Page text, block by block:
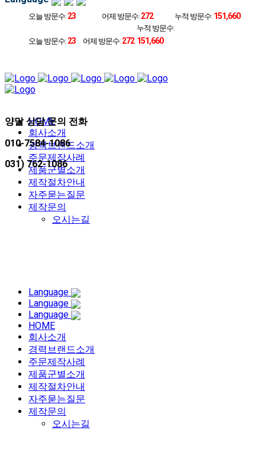
오늘 방문수: 23 어제 방문수: 272 누적 방문수: 151,660
오늘 방문수: 23 어제 방문수: 272
누적 방문수:
151,660
양말 상담 문의 전화
010-7584-1086
031) 762-1086
HOME
회사소개
경력브랜드소개
주문제작사례
제품군별소개
제작절차안내
자주묻는질문
제작문의
오시는길
Language
Language
Language
HOME
회사소개
경력브랜드소개
주문제작사례
제품군별소개
제작절차안내
자주묻는질문
제작문의
오시는길